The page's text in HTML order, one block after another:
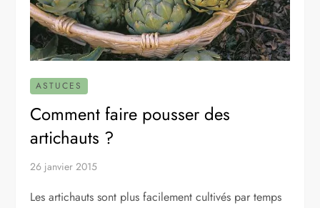
ASTUCES
Comment faire pousser des
artichauts ?
26 janvier 2015
Les artichauts sont plus facilement cultivés par temps